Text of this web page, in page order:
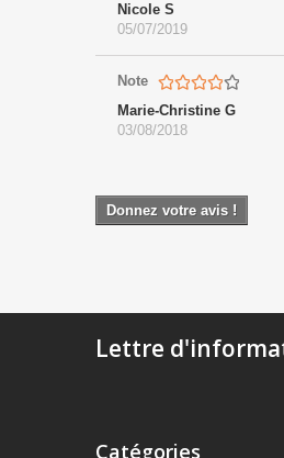
Nicole S
05/07/2019
Note
Marie-Christine G
03/08/2018
Donnez votre avis !
Lettre
Catégories